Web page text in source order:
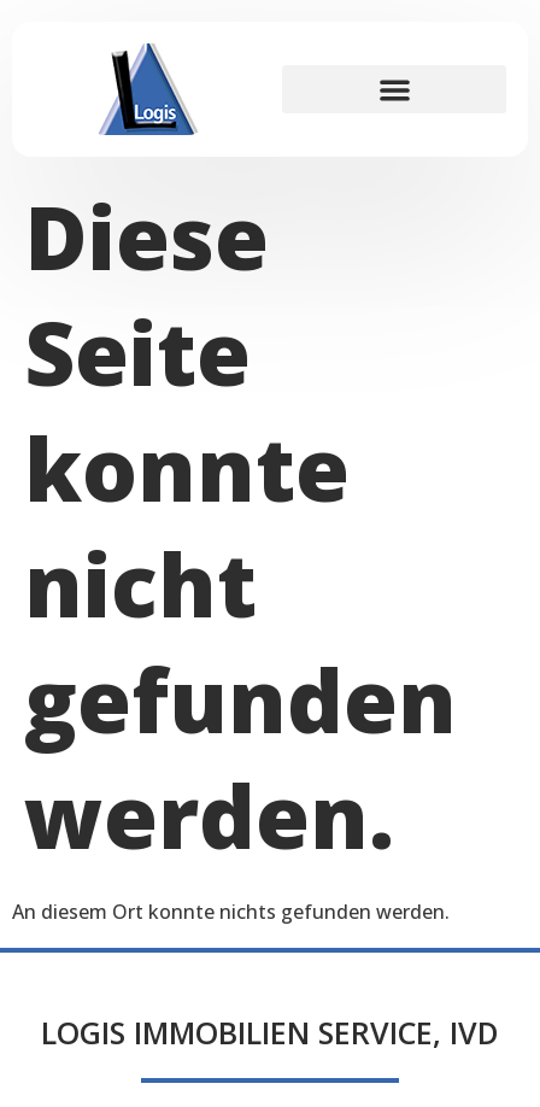
Diese
Seite
konnte
nicht
gefunden
werden.
An diesem Ort konnte nichts gefunden werden.
LOGIS IMMOBILIEN SERVICE, IVD